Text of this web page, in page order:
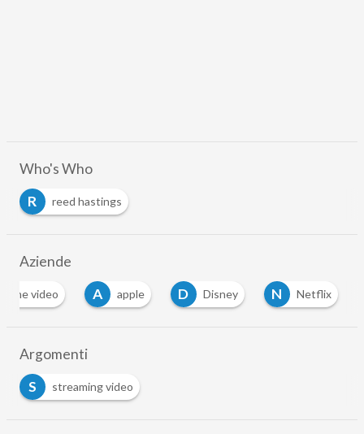
Who's Who
R
reed hastings
Aziende
video A apple D Disney N
Netflix
Argomenti
S
streaming video